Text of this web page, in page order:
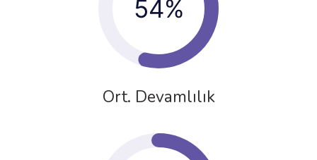
54%
Ort. Devamlılık